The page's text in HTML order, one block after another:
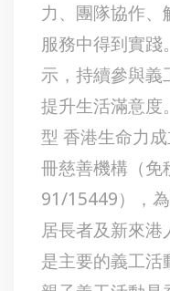
力、團隊協作、
服務中得到實
示，持續參與義
提升生活滿意度
型 香港生命力
冊慈善機構（免
91/15449），
居長者及新來
是主要的義工活